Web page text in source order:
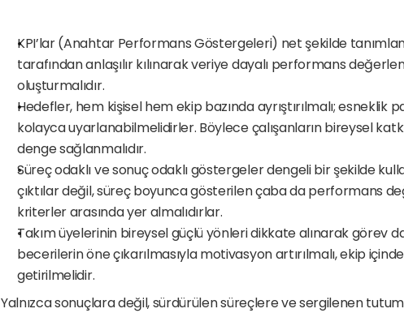
KPI’lar (Anahtar Performans Göstergeleri) net şekilde
tarafından anlaşılır kılınarak veriye dayalı performans
oluşturmalıdır.
Hedefler, hem kişisel hem ekip bazında ayrıştırılmalı; esneklik
kolayca uyarlanabilmelidirler. Böylece çalışanların bireysel
denge sağlanmalıdır.
Süreç odaklı ve sonuç odaklı göstergeler dengeli bir şekilde
çıktılar değil, süreç boyunca gösterilen çaba da performans
kriterler arasında yer almalıdırlar.
Takım üyelerinin bireysel güçlü yönleri dikkate alınarak görev
becerilerin öne çıkarılmasıyla motivasyon artırılmalı, ekip
getirilmelidir.
Yalnızca sonuçlara değil, sürdürülen süreçlere ve sergilenen